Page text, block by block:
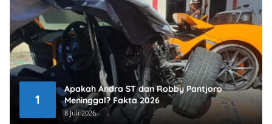
1
Apakah Andra ST dan Robby Pantjoro
Meninggal? Fakta 2026
8 Juli 2026